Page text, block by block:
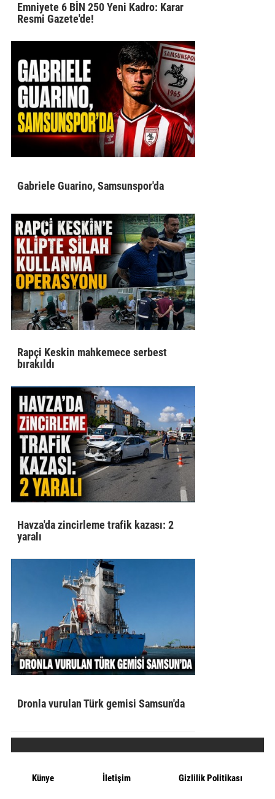
Emniyete 6 BİN 250 Yeni Kadro: Karar
Resmi Gazete'de!
Gabriele Guarino, Samsunspor'da
Rapçi Keskin mahkemece serbest
bırakıldı
Havza'da zincirleme trafik kazası: 2
yaralı
Dronla vurulan Türk gemisi Samsun'da
Künye İletişim Gizlilik Politikası